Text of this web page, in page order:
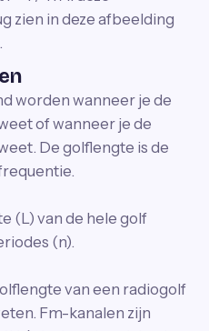
zien in deze afbeelding
worden wanneer je de
of wanneer je de
De golflengte is de
(L) van de hele golf
(n).
van een radiogolf
Fm-kanalen zijn